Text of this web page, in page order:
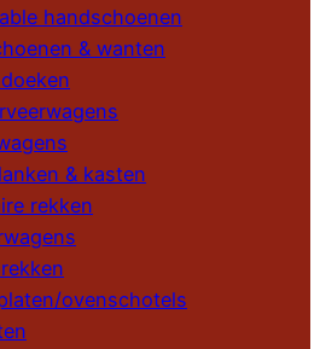
handschoenen
& wanten
& kasten
rekken
ovenschotels